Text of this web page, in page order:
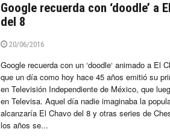
Google recuerda con ‘doodle’ a
del 8
20/06/2016
Google recuerda con un ‘doodle‘ animado a El
que un día como hoy hace 45 años emitió su
en Televisión Independiente de México, que
en Televisa. Aquel día nadie imaginaba la
alcanzaría El Chavo del 8 y otras series de
los años se...